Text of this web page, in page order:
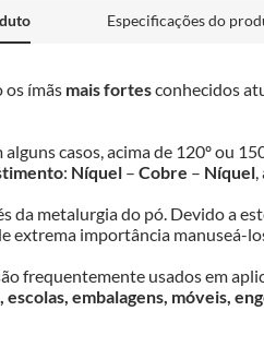
Especificações do
os ímãs mais fortes conhecidos
casos, acima de 120º ou
: Níquel – Cobre – Níquel
metalurgia do pó. Devido a
extrema importância manuseá-
frequentemente usados em
embalagens, móveis,